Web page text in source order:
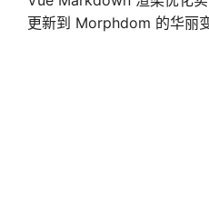
更新到 Morphdom 的华丽